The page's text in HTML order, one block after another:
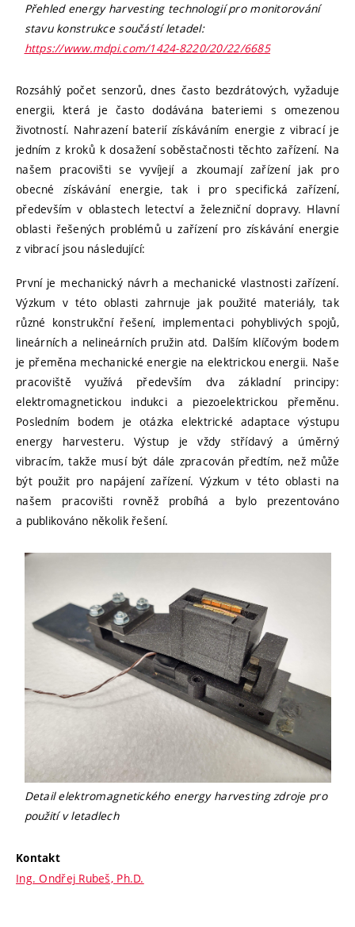
Přehled energy harvesting technologií pro monitorování
stavu konstrukce součástí letadel:
https://www.mdpi.com/1424-8220/20/22/6685
Rozsáhlý počet senzorů, dnes často bezdrátových, vyžaduje
energii, která je často dodávána bateriemi s omezenou
životností. Nahrazení baterií získáváním energie z vibrací je
jedním z kroků k dosažení soběstačnosti těchto zařízení. Na
našem pracovišti se vyvíjejí a zkoumají zařízení jak pro
obecné získávání energie, tak i pro specifická zařízení,
především v oblastech letectví a železniční dopravy. Hlavní
oblasti řešených problémů u zařízení pro získávání energie
z vibrací jsou následující:
První je mechanický návrh a mechanické vlastnosti zařízení.
Výzkum v této oblasti zahrnuje jak použité materiály, tak
různé konstrukční řešení, implementaci pohyblivých spojů,
lineárních a nelineárních pružin atd. Dalším klíčovým bodem
je přeměna mechanické energie na elektrickou energii. Naše
pracoviště využívá především dva základní principy:
elektromagnetickou indukci a piezoelektrickou přeměnu.
Posledním bodem je otázka elektrické adaptace výstupu
energy harvesteru. Výstup je vždy střídavý a úměrný
vibracím, takže musí být dále zpracován předtím, než může
být použit pro napájení zařízení. Výzkum v této oblasti na
našem pracovišti rovněž probíhá a bylo prezentováno
a publikováno několik řešení.
Detail elektromagnetického energy harvesting zdroje pro
použití v letadlech
Kontakt
Ing. Ondřej Rubeš, Ph.D.